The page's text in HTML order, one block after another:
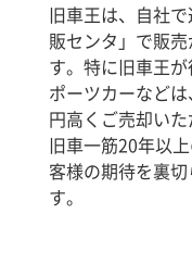
旧車王は、自社
販センタ」で販
す。特に旧車王
ポーツカーなど
円高くご売却いた
旧車一筋20年以
客様の期待を裏
す。